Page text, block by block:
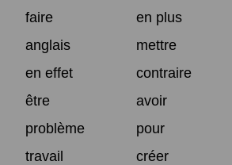
faire
en plus
anglais
mettre
en effet
contraire
être
avoir
problème
pour
travail
créer